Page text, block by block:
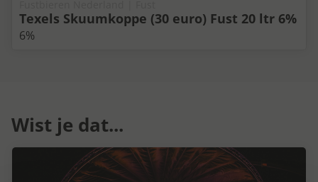
Texels Skuumkoppe (30 euro) Fust 20 ltr 6%
6%
Wist je dat...